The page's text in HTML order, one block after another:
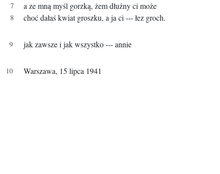
a ze mną myśl gorzką, żem dłużny ci może
choć dałaś kwiat groszku, a ja ci --- łez groch.
jak zawsze i jak wszystko --- annie
Warszawa, 15 lipca 1941